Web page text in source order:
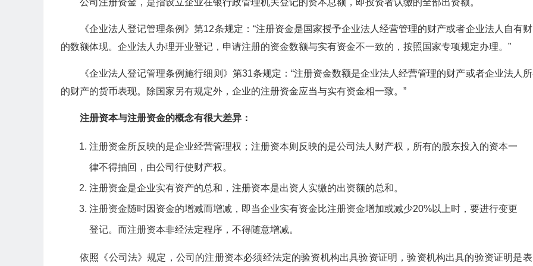
公司注册资金，是指设立企业在银行政管理机关登记的资本总额，即投资者认缴的全部出资额。
《企业法人登记管理条例》第12条规定：“注册资金是国家授予企业法人经营管理的财产或者企业法人自有
的数额体现。企业法人办理开业登记，申请注册的资金数额与实有资金不一致的，按照国家专项规定办理。”
《企业法人登记管理条例施行细则》第31条规定：“注册资金数额是企业法人经营管理的财产或者企业法人
的财产的货币表现。除国家另有规定外，企业的注册资金应当与实有资金相一致。”
注册资本与注册资金的概念有很大差异：
注册资金所反映的是企业经营管理权；注册资本则反映的是公司法人财产权，所有的股东投入的资本一
律不得抽回，由公司行使财产权。
注册资金是企业实有资产的总和，注册资本是出资人实缴的出资额的总和。
注册资金随时因资金的增减而增减，即当企业实有资金比注册资金增加或减少20%以上时，要进行变更
登记。而注册资本非经法定程序，不得随意增减。
依照《公司法》规定，公司的注册资本必须经法定的验资机构出具验资证明，验资机构出具的验资证明是表